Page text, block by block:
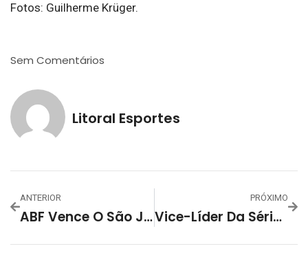
Fotos: Guilherme Krüger.
Sem Comentários
Litoral Esportes
ANTERIOR
ABF Vence O São José De Cachoeira Do Sul De Virada Por 4 A 3 E Se Isola Na Vice-Liderança Da Série Ouro
PRÓXIMO
Vice-Líder Da Série Ouro, ABF Joga Em Taquara Hoje Às 20h